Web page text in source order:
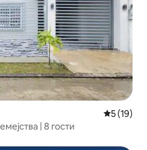
Просечна
5 (19)
| 8 гости